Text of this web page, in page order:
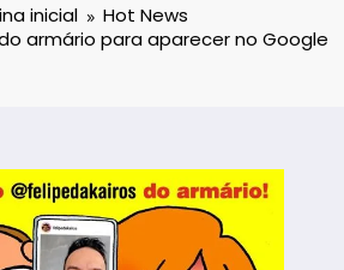
inicial
Hot News
armário para aparecer no Google